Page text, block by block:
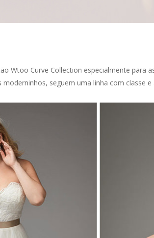
Wtoo Curve Collection especialmente para
moderninhos, seguem uma linha com classe e